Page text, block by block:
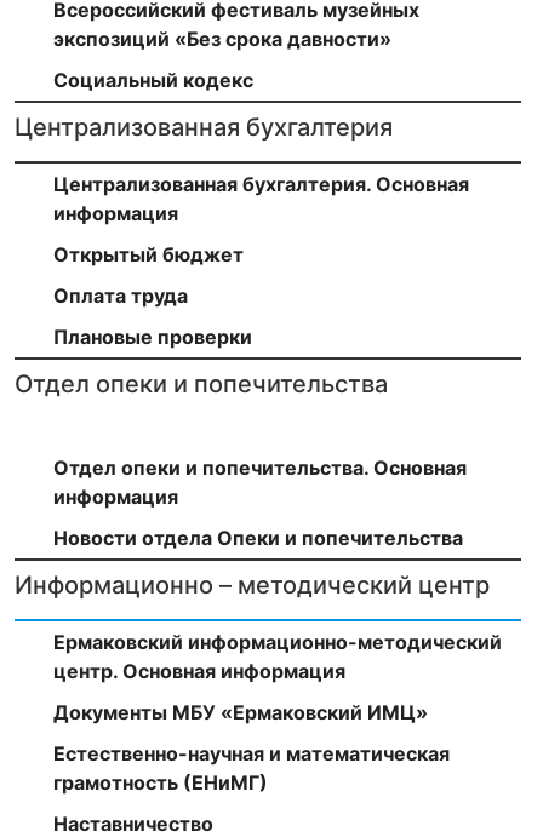
Всероссийский фестиваль музейных
экспозиций «Без срока давности»
Социальный кодекс
Централизованная бухгалтерия
Централизованная бухгалтерия. Основная
информация
Открытый бюджет
Оплата труда
Плановые проверки
Отдел опеки и попечительства
Отдел опеки и попечительства. Основная
информация
Новости отдела Опеки и попечительства
Информационно – методический центр
Ермаковский информационно-методический
центр. Основная информация
Документы МБУ «Ермаковский ИМЦ»
Естественно-научная и математическая
грамотность (ЕНиМГ)
Наставничество